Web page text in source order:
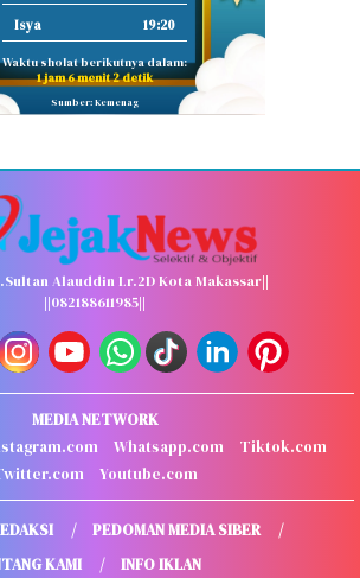
Isya 19:20
Waktu sholat berikutnya dalam:
1 jam 6 menit 1 detik
Sumber: Kemenag
Alauddin Lr.2D Kota Makassar||
||082188611985||
MEDIA NETWORK
Whatsapp.com
Tiktok.com
Youtube.com
PEDOMAN MEDIA SIBER
KAMI
INFO IKLAN